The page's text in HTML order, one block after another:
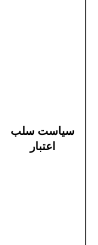
سیاست سلب
اعتبار